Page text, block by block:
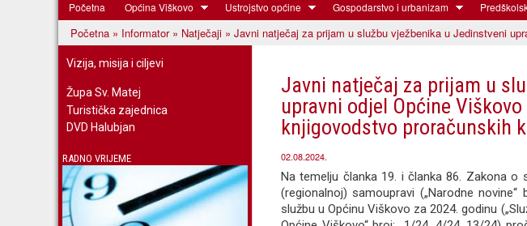
Općina
Viškovo
Početna Općina Viškovo Ustrojstvo općine Gospodarstvo i urbanizam
Vi ste ovdje
Početna » Informator» Natječaji » Javni natječaj za prijam u službu vježbenika u Jedinstveni
Vizija, misija i ciljevi
Župa Sv. Matej
Turistička zajednica
DVD Halubjan
RADNO VRIJEME
Javni natječaj za prijam u
upravni odjel Općine
knjigovodstvo proračunskih
02.08.2024.
Na temelju članka 19. i članka 86. Zakona o
(regionalnoj) samoupravi („Narodne
službu u Općinu Viškovo za 2024. godinu